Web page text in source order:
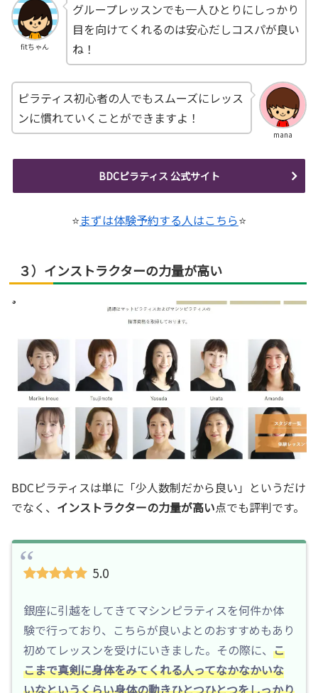
fitちゃん
グループレッスンでも一人ひとりにしっかり
目を向けてくれるのは安心だしコスパが良い
ね！
mana
ピラティス初心者の人でもスムーズにレッス
ンに慣れていくことができますよ！
BDCピラティス 公式サイト
⭐まずは体験予約する人はこちら⭐
３）インストラクターの力量が高い
BDCピラティスは単に「少人数制だから良い」というだけ
でなく、 インストラクターの力量が高い点でも評判です。
5.0
銀座に引越をしてきてマシンピラティスを何件か体
験で行っており、こちらが良いよとのおすすめもあり
初めてレッスンを受けにいきました。その際に、 こ
こまで真剣に身体をみてくれる人ってなかなかいな
いなというくらい身体の動きひとつひとつをしっかり